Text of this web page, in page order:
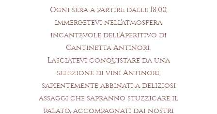
Ogni sera a partire dalle 18:00,
immergetevi nell’atmosfera
incantevole dell’Aperitivo di
Cantinetta Antinori.
Lasciatevi conquistare da una
selezione di vini Antinori,
sapientemente abbinati a deliziosi
assaggi che sapranno stuzzicare il
palato, accompagnati dai nostri